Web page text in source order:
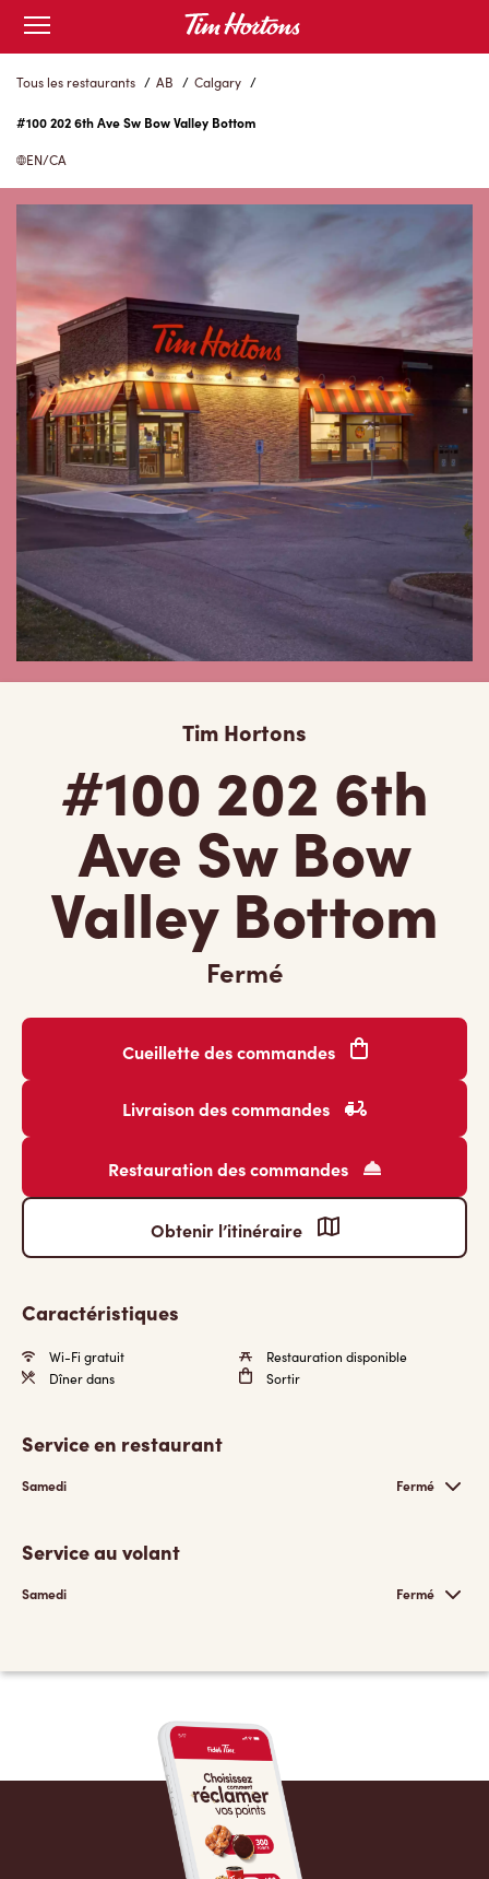
Skip
Content
Open
mobile
menu
Tous les restaurants / AB / Calgary /
#100 202 6th Ave Sw Bow Valley Bottom
EN/CA
Tim Hortons
#100 202 6th
Ave Sw Bow
Valley Bottom
Fermé
Cueillette des commandes
Livraison des commandes
Restauration des commandes
Obtenir l’itinéraire
Caractéristiques
Wi-Fi gratuit
Restauration disponible
Dîner dans
Sortir
Service en restaurant
Samedi Fermé
Service au volant
Samedi Fermé